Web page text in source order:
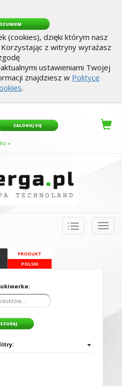
(cookies), dzięki którym nasz
z witryny wyrażasz
ustawieniami Twojej
znajdziesz w Polityce
.
»
Toggle
PRODUKT
POLSKI